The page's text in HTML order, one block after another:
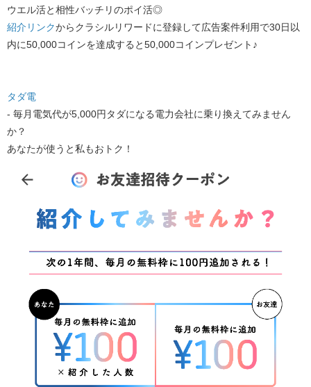
ウエル活と相性バッチリのポイ活◎
紹介リンク​からクラシルリワードに登録して広告案件利用で30日以
内に50,000コインを達成すると50,000コインプレゼント♪
タダ電
- 毎月電気代が5,000円タダになる電力会社に乗り換えてみません
か？
あなたが使うと私もおトク！